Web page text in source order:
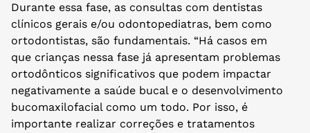
Durante essa fase, as consultas com dentistas
clínicos gerais e/ou odontopediatras, bem como
ortodontistas, são fundamentais. “Há casos em
que crianças nessa fase já apresentam problemas
ortodônticos significativos que podem impactar
negativamente a saúde bucal e o desenvolvimento
bucomaxilofacial como um todo. Por isso, é
importante realizar correções e tratamentos